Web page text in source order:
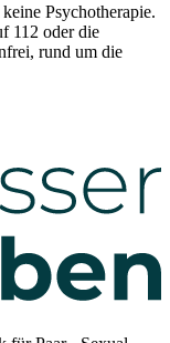
Psychotherapie.
112 oder die
rund um die